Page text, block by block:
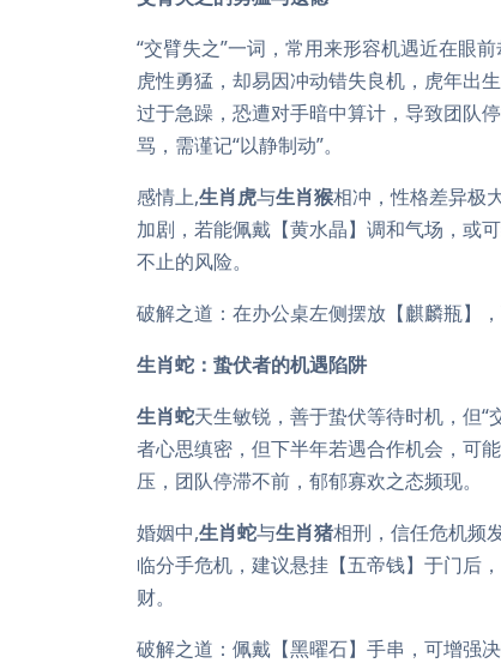
“交臂失之”一词，常用来形容机遇近在眼
虎性勇猛，却易因冲动错失良机，虎年出
过于急躁，恐遭对手暗中算计，导致团队
骂，需谨记“以静制动”。
感情上,生肖虎与生肖猴相冲，性格差异极
加剧，若能佩戴【黄水晶】调和气场，或
不止的风险。
破解之道：在办公桌左侧摆放【麒麟瓶】
生肖蛇：蛰伏者的机遇陷阱
生肖蛇天生敏锐，善于蛰伏等待时机，但
者心思缜密，但下半年若遇合作机会，可
压，团队停滞不前，郁郁寡欢之态频现。
婚姻中,生肖蛇与生肖猪相刑，信任危机频
临分手危机，建议悬挂【五帝钱】于门后
财。
破解之道：佩戴【黑曜石】手串，可增强